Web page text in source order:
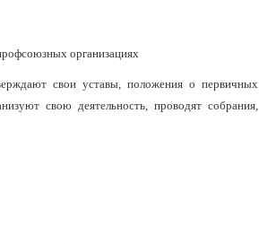
организациях
свои уставы, положения о первичных
свою деятельность, проводят собрания,